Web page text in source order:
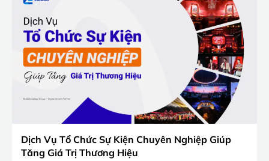
Dịch Vụ Tổ Chức Sự Kiện Chuyên Nghiệp Giúp
Tăng Giá Trị Thương Hiệu